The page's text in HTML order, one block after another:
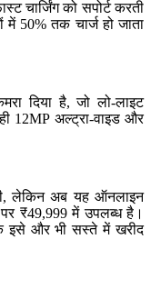
चार्जिंग को सपोर्ट करती
50% तक चार्ज हो जाता
दिया है, जो लो-लाइट
12MP अल्ट्रा-वाइड और
लेकिन अब यह ऑनलाइन
₹49,999 में उपलब्ध है।
इसे और भी सस्ते में खरीद